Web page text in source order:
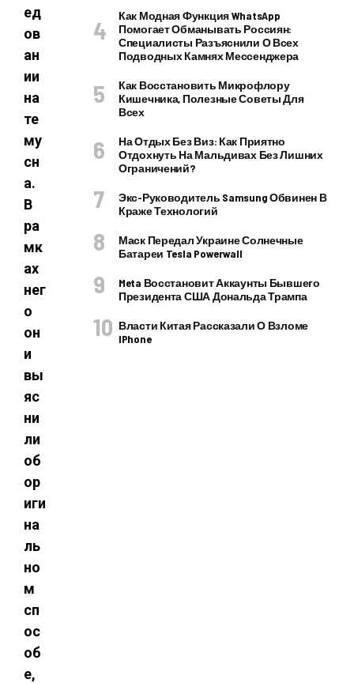
ед
ов
ан
ии
на
те
му
сн
а.
В
ра
мк
ах
нег
о
он
и
вы
яс
ни
ли
об
ор
иги
на
ль
но
м
сп
ос
об
е,
Как Модная Функция WhatsApp
Помогает Обманывать Россиян:
Специалисты Разъяснили О Всех
Подводных Камнях Мессенджера
Как Восстановить Микрофлору
Кишечника, Полезные Советы Для
Всех
На Отдых Без Виз: Как Приятно
Отдохнуть На Мальдивах Без Лишних
Ограничений?
Экс-Руководитель Samsung Обвинен В
Краже Технологий
Маск Передал Украине Солнечные
Батареи Tesla Powerwall
Meta Восстановит Аккаунты Бывшего
Президента США Дональда Трампа
Власти Китая Рассказали О Взломе
IPhone